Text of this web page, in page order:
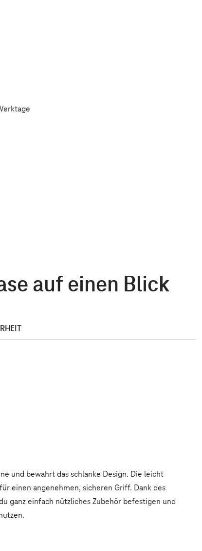
auf einen Blick
und bewahrt das schlanke Design. Die leicht
einen angenehmen, sicheren Griff. Dank des
ganz einfach nützliches Zubehör befestigen und